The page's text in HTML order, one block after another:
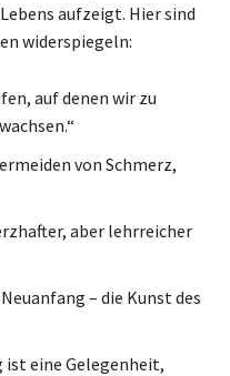
aufzeigt. Hier sind
widerspiegeln:
auf denen wir zu
von Schmerz,
aber lehrreicher
– die Kunst des
ist eine Gelegenheit,